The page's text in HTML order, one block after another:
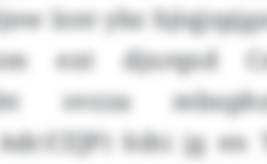
lznt ybz
ext djxrqxd
ovzza
CEJP) hihi jg en